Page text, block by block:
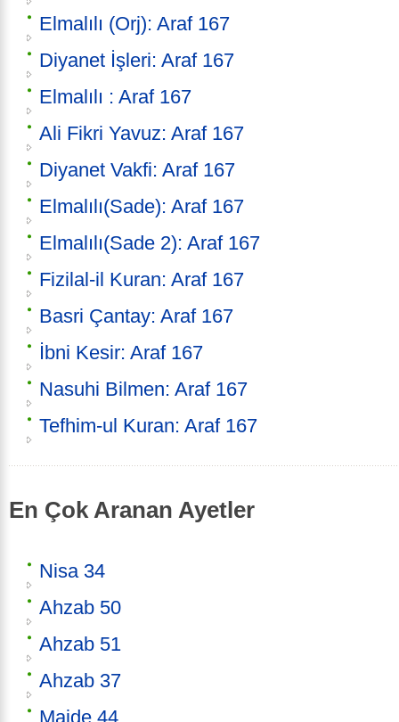
Elmalılı (Orj): Araf 167
Diyanet İşleri: Araf 167
Elmalılı : Araf 167
Ali Fikri Yavuz: Araf 167
Diyanet Vakfi: Araf 167
Elmalılı(Sade): Araf 167
Elmalılı(Sade 2): Araf 167
Fizilal-il Kuran: Araf 167
Basri Çantay: Araf 167
İbni Kesir: Araf 167
Nasuhi Bilmen: Araf 167
Tefhim-ul Kuran: Araf 167
En Çok Aranan Ayetler
Nisa 34
Ahzab 50
Ahzab 51
Ahzab 37
Maide 44